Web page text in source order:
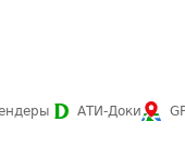
АТИ-Доки